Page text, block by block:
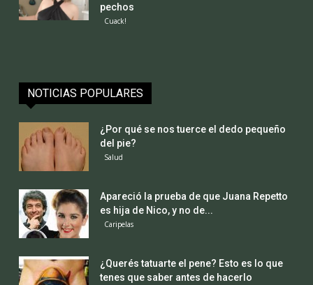
pechos
Cuack!
NOTICIAS POPULARES
¿Por qué se nos tuerce el dedo pequeño
del pie?
Salud
Apareció la prueba de que Juana Repetto
es hija de Nico, y no de...
Caripelas
¿Querés tatuarte el pene? Esto es lo que
tenes que saber antes de hacerlo